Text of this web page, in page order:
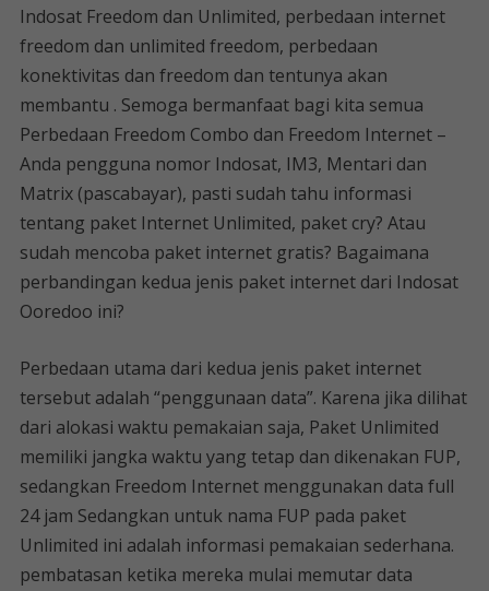
Indosat Freedom dan Unlimited, perbedaan internet
freedom dan unlimited freedom, perbedaan
konektivitas dan freedom dan tentunya akan
membantu . Semoga bermanfaat bagi kita semua
Perbedaan Freedom Combo dan Freedom Internet –
Anda pengguna nomor Indosat, IM3, Mentari dan
Matrix (pascabayar), pasti sudah tahu informasi
tentang paket Internet Unlimited, paket cry? Atau
sudah mencoba paket internet gratis? Bagaimana
perbandingan kedua jenis paket internet dari Indosat
Ooredoo ini?
Perbedaan utama dari kedua jenis paket internet
tersebut adalah “penggunaan data”. Karena jika dilihat
dari alokasi waktu pemakaian saja, Paket Unlimited
memiliki jangka waktu yang tetap dan dikenakan FUP,
sedangkan Freedom Internet menggunakan data full
24 jam Sedangkan untuk nama FUP pada paket
Unlimited ini adalah informasi pemakaian sederhana.
pembatasan ketika mereka mulai memutar data